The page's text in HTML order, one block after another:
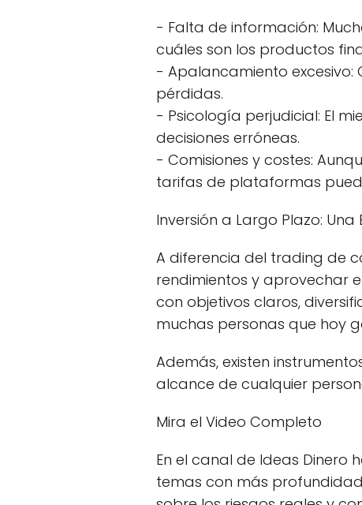
- Falta de información:
cuáles son los productos
- Apalancamiento
pérdidas.
- Psicología perjudicial: El
decisiones erróneas.
- Comisiones y costes:
tarifas de plataformas
Inversión a Largo Plazo:
A diferencia del trading de
rendimientos y aprovechar
con objetivos claros,
muchas personas que hoy
Además, existen
alcance de cualquier
Mira el Video Completo
En el canal de Ideas
temas con más